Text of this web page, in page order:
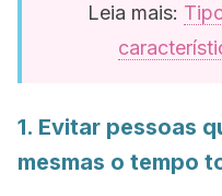
Leia mais:
1. Evitar pessoas
mesmas o tempo